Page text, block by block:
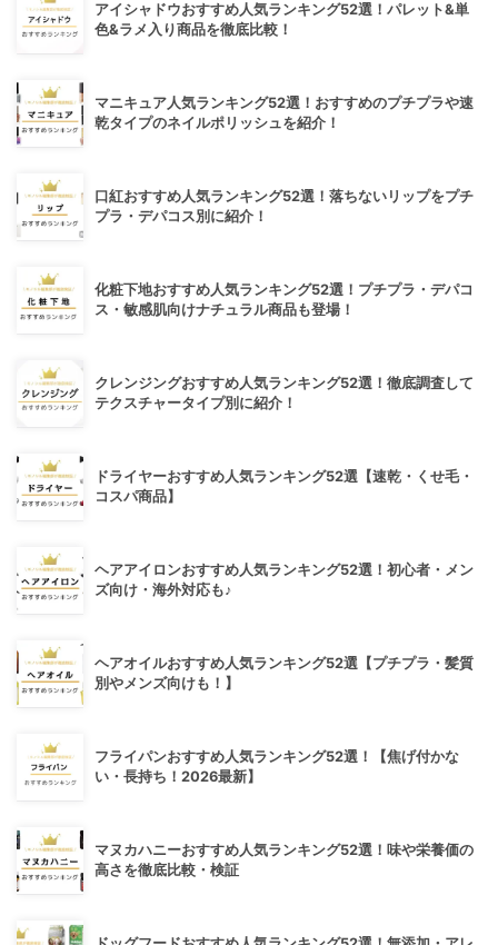
アイシャドウおすすめ人気ランキング52選！パレット&単
色&ラメ入り商品を徹底比較！
マニキュア人気ランキング52選！おすすめのプチプラや速
乾タイプのネイルポリッシュを紹介！
口紅おすすめ人気ランキング52選！落ちないリップをプチ
プラ・デパコス別に紹介！
化粧下地おすすめ人気ランキング52選！プチプラ・デパコ
ス・敏感肌向けナチュラル商品も登場！
クレンジングおすすめ人気ランキング52選！徹底調査して
テクスチャータイプ別に紹介！
ドライヤーおすすめ人気ランキング52選【速乾・くせ毛・
コスパ商品】
ヘアアイロンおすすめ人気ランキング52選！初心者・メン
ズ向け・海外対応も♪
ヘアオイルおすすめ人気ランキング52選【プチプラ・髪質
別やメンズ向けも！】
フライパンおすすめ人気ランキング52選！【焦げ付かな
い・長持ち！2026最新】
マヌカハニーおすすめ人気ランキング52選！味や栄養価の
高さを徹底比較・検証